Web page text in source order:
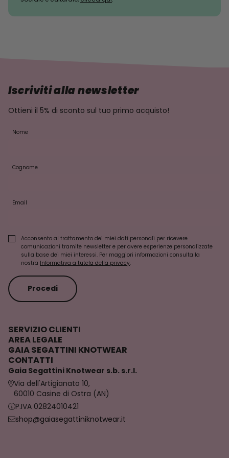
Iscriviti alla newsletter
Ottieni il 5% di sconto sul tuo primo acquisto!
Nome
Cognome
Email
Acconsento al trattamento dei miei dati personali per ricevere
comunicazioni tramite newsletter e per avere esperienze personalizzate
sulla base dei miei interessi. Per maggiori informazioni consulta la
nostra Informativa a tutela della privacy.
Procedi
SERVIZIO CLIENTI
AREA LEGALE
GAIA SEGATTINI KNOTWEAR
CONTATTI
Gaia Segattini Knotwear s.b. s.r.l.
Via dell'Artigianato 10,
60010 Casine di Ostra (AN)
P.IVA 02824010421
shop@gaiasegattiniknotwear.it